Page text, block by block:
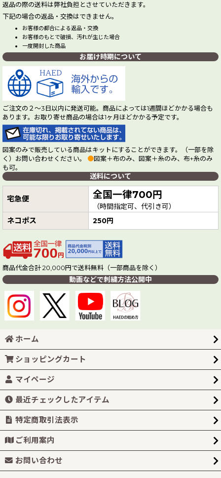
返品の際の送料は弊社負担とさせていただきます。
下記の場合の返品・交換はできません。
お客様の都合による返品・交換
お客様のもとで破損、汚れが生じた場合
一度開封した商品
お届け時期について
ご注文の２～3日以内に発送可能。商品によっては1週間ほどかかる場合も
あります。お取り寄せ商品の場合は1ヶ月ほどかかる予定です。
図案のみで販売している商品はキットにすることができます。（一部を除
く）お問い合わせください。 ●図案＋布のみ、図案＋糸のみ、布+糸のみ
も可。
送料について
宅急便 全国一律700円
（時間指定可、代引き可）
ネコポス 250円
商品代金合計 20,000円で送料無料（一部商品を除く）
動画などで刺繍方法公開中
ホーム
ショッピングカート
マイページ
最近チェックしたアイテム
特定商取引法表示
ご利用案内
お問い合わせ